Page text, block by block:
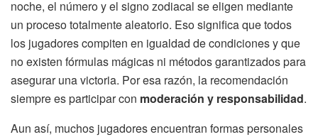
noche, el número y el signo zodiacal se eligen mediante
un proceso totalmente aleatorio. Eso significa que todos
los jugadores compiten en igualdad de condiciones y que
no existen fórmulas mágicas ni métodos garantizados para
asegurar una victoria. Por esa razón, la recomendación
siempre es participar con moderación y responsabilidad.
Aun así, muchos jugadores encuentran formas personales